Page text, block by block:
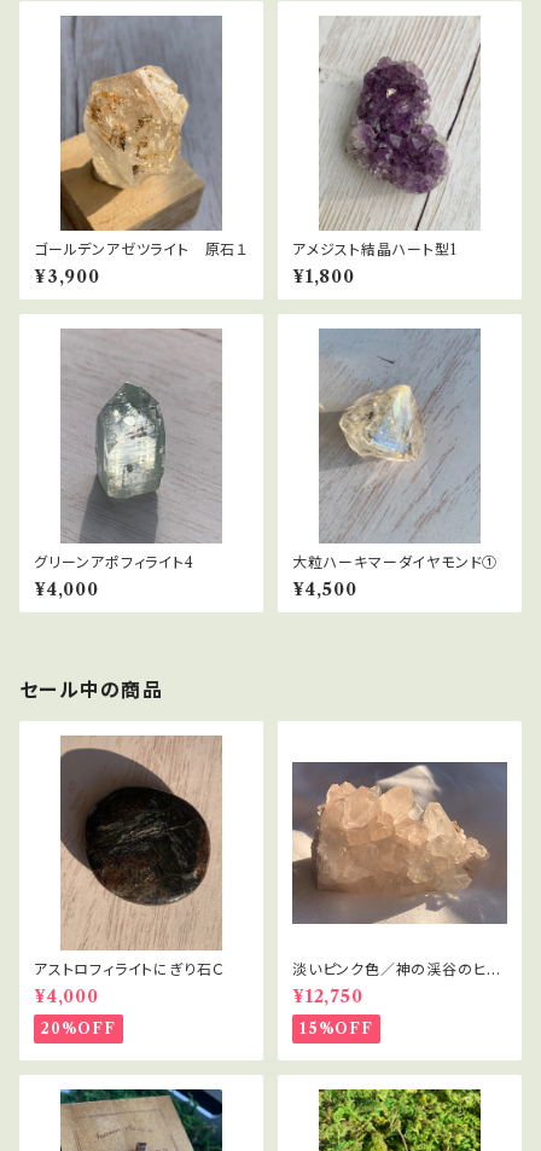
ゴールデンアゼツライト 原石１
¥3,900
アメジスト結晶ハート型1
¥1,800
グリーンアポフィライト4
¥4,000
大粒ハーキマーダイヤモンド①
¥4,500
セール中の商品
アストロフィライトにぎり石Ｃ
¥4,000
20%OFF
淡いピンク色／神の渓谷のヒマ
ラヤ水晶 1
¥12,750
15%OFF